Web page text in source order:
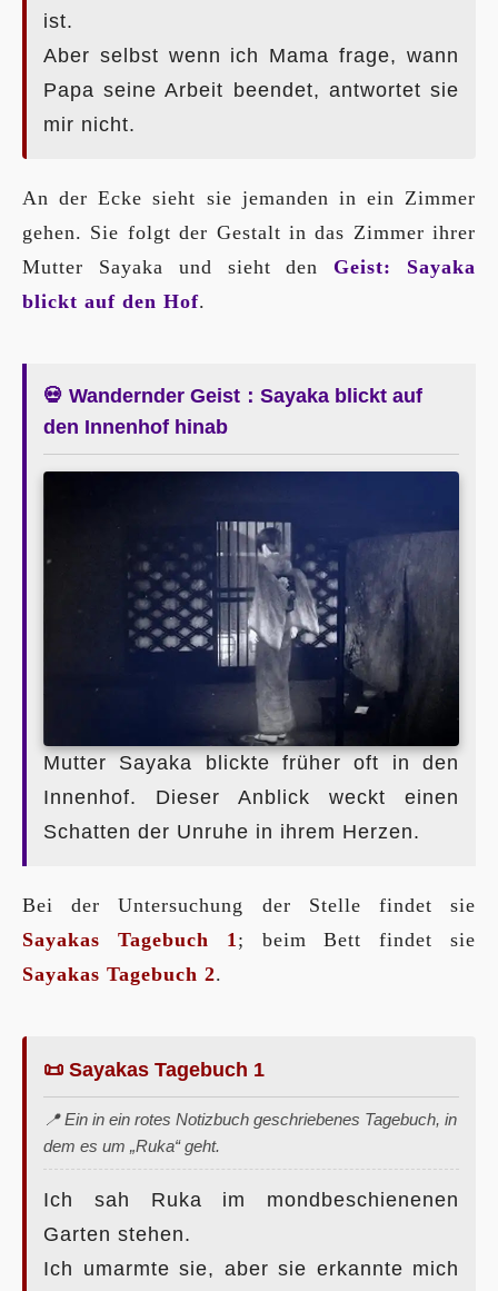
ist.
Aber selbst wenn ich Mama frage, wann
Papa seine Arbeit beendet, antwortet sie
mir nicht.
An der Ecke sieht sie jemanden in ein Zimmer
gehen. Sie folgt der Gestalt in das Zimmer ihrer
Mutter Sayaka und sieht den Geist: Sayaka
blickt auf den Hof.
💀 Wandernder Geist：Sayaka blickt auf
den Innenhof hinab
Mutter Sayaka blickte früher oft in den
Innenhof. Dieser Anblick weckt einen
Schatten der Unruhe in ihrem Herzen.
Bei der Untersuchung der Stelle findet sie
Sayakas Tagebuch 1; beim Bett findet sie
Sayakas Tagebuch 2.
📜 Sayakas Tagebuch 1
📍 Ein in ein rotes Notizbuch geschriebenes Tagebuch, in
dem es um „Ruka“ geht.
Ich sah Ruka im mondbeschienenen
Garten stehen.
Ich umarmte sie, aber sie erkannte mich